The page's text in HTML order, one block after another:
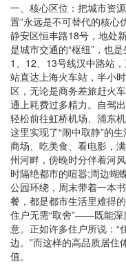
一、核心区位：把城市资
置”永远是不可替代的核心
静安区恒丰路18号，地处
是城市交通的“枢纽”，也
1、12、13号线汉中路站
站直达上海火车站，半小
区，无论是商务差旅赶火
通上耗费过多精力。自驾
轻松前往虹桥机场、浦东
这里实现了“闹中取静”的
商场、吃美食、看电影，
州河畔，傍晚时分伴着河
时隔绝都市的喧嚣;周边蝴
公园环绕，周末带着一本
餐，都是都市生活里难得
住户无需“取舍”——既能深
意。正如许多住户所说：“
边。”而这样的高品质居住
值。